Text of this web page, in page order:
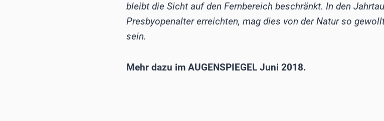
bleibt die Sicht auf den Fernbereich beschränkt. In den
Presbyopenalter erreichten, mag dies von der Natur so
sein.
Mehr dazu im AUGENSPIEGEL Juni 2018.